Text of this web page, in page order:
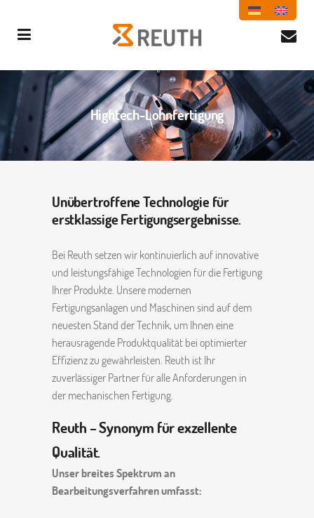
Hightech-Lohnfertigung
Unübertroffene Technologie für
erstklassige Fertigungsergebnisse.
Bei Reuth setzen wir kontinuierlich auf innovative
und leistungsfähige Technologien für die Fertigung
Ihrer Produkte. Unsere modernen
Fertigungsanlagen und Maschinen sind auf dem
neuesten Stand der Technik, um Ihnen eine
herausragende Produktqualität bei optimierter
Effizienz zu gewährleisten. Reuth ist Ihr
zuverlässiger Partner für alle Anforderungen in
der mechanischen Fertigung.
Reuth – Synonym für exzellente
Qualität.
Unser breites Spektrum an
Bearbeitungsverfahren umfasst: